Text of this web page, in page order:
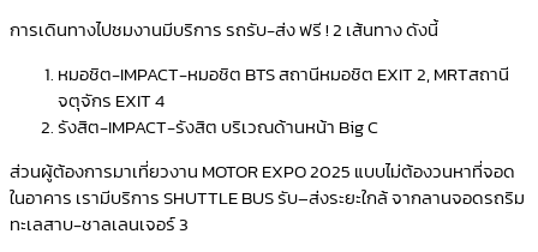
การเดินทางไปชมงานมีบริการรถรับ-ส่ง ฟรี !2 เส้นทางดังนี้
หมอชิต-IMPACT-หมอชิต BTSสถานีหมอชิต EXIT 2, MRTสถานี
จตุจักร EXIT 4
รังสิต-IMPACT-รังสิต บริเวณด้านหน้า Big C
ส่วนผู้ต้องการมาเที่ยวงาน MOTOR EXPO 2025 แบบไม่ต้องวนหาที่จอด
ในอาคาร เรามีบริการSHUTTLE BUSรับ–ส่งระยะใกล้ จากลานจอดรถริม
ทะเลสาบ-ชาลเลนเจอร์3